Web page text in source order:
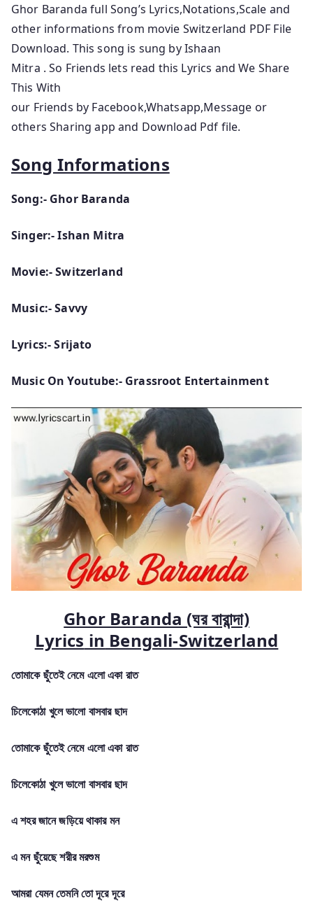
Ghor Baranda full Song’s Lyrics,Notations,Scale and
other informations from movie Switzerland PDF File
Download. This song is sung by Ishaan
Mitra . So Friends lets read this Lyrics and We Share
This With
our Friends by Facebook,Whatsapp,Message or
others Sharing app and Download Pdf file.
Song Informations
Song:- Ghor Baranda
Singer:- Ishan Mitra
Movie:- Switzerland
Music:- Savvy
Lyrics:- Srijato
Music On Youtube:- Grassroot Entertainment
Ghor Baranda (ঘর বারান্দা)
Lyrics in Bengali-Switzerland
তোমাকে ছুঁতেই নেমে এলো একা রাত
চিলেকোঠা খুলে ভালো বাসবার ছাদ
তোমাকে ছুঁতেই নেমে এলো একা রাত
চিলেকোঠা খুলে ভালো বাসবার ছাদ
এ শহর জানে জড়িয়ে থাকার মন
এ মন ছুঁয়েছে শরীর মরশুম
আমরা যেমন তেমনি তো দূরে দূরে